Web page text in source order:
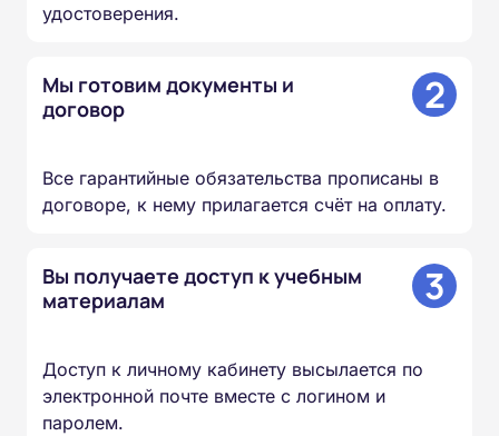
удостоверения.
Мы готовим документы и
договор
2
Все гарантийные обязательства прописаны в
договоре, к нему прилагается счёт на оплату.
Вы получаете доступ к учебным
материалам
3
Доступ к личному кабинету высылается по
электронной почте вместе с логином и
паролем.